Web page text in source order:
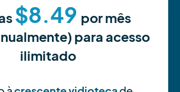
$8.49 por mês
para acesso
ilimitado